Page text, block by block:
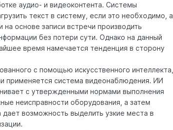
аудио- и видеоконтента. Системы
текст в систему, если это необходимо, а
основе записи встречи производить
без потери сути. Однако на данный
время намечается тенденция в сторону
с помощью искусственного интеллекта,
применяется система видеонаблюдения. ИИ
с утвержденными нормами выполнения
неисправности оборудования, а затем
дает возможность выделить узкие места в